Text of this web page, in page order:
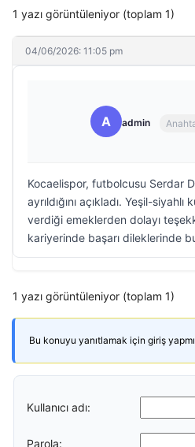
1 yazı görüntüleniyor (toplam 1)
04/06/2026: 11:05 pm
A admin
Kocaelispor, futbolcusu Serdar
ayrıldığını açıkladı. Yeşil-
verdiği emeklerden dolayı
kariyerinde başarı dileklerinde
1 yazı görüntüleniyor (toplam 1)
Bu konuyu yanıtlamak için giriş
Kullanıcı adı:
Parola: